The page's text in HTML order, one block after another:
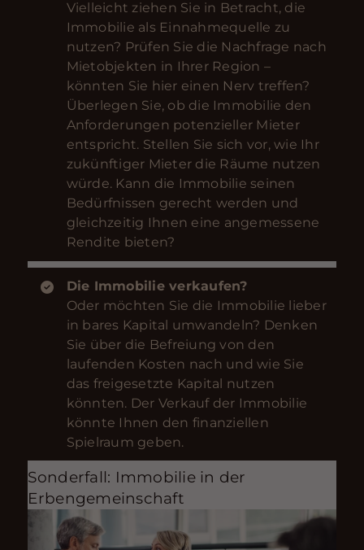
Vielleicht ziehen Sie in Betracht, die
Immobilie als Einnahmequelle zu
nutzen? Prüfen Sie die Nachfrage nach
Mietobjekten in Ihrer Region –
könnten Sie hier einen Nerv treffen?
Überlegen Sie, ob die Immobilie den
Anforderungen potenzieller Mieter
entspricht. Stellen Sie sich vor, wie Ihr
zukünftiger Mieter die Räume nutzen
würde. Kann die Immobilie seinen
Bedürfnissen gerecht werden und
gleichzeitig Ihnen eine angemessene
Rendite bieten?
Die Immobilie verkaufen?
Oder möchten Sie die Immobilie lieber
in bares Kapital umwandeln? Denken
Sie über die Befreiung von den
laufenden Kosten nach und wie Sie
das freigesetzte Kapital nutzen
könnten. Der Verkauf der Immobilie
könnte Ihnen den finanziellen
Spielraum geben.
Sonderfall: Immobilie in der
Erbengemeinschaft